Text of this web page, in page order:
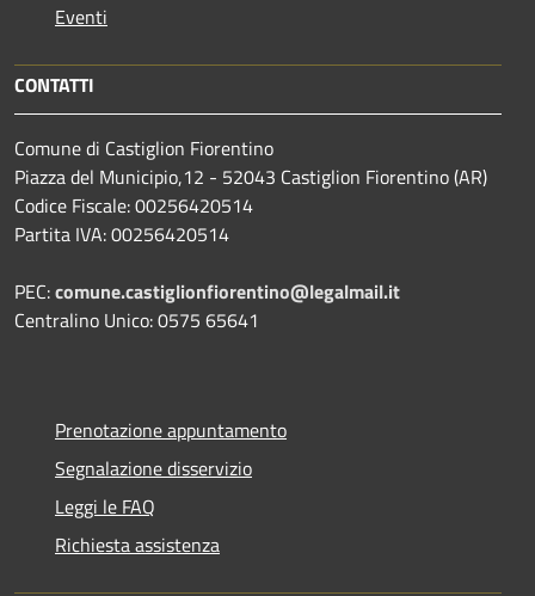
Eventi
CONTATTI
Comune di Castiglion Fiorentino
Piazza del Municipio,12 - 52043 Castiglion Fiorentino (AR)
Codice Fiscale: 00256420514
Partita IVA: 00256420514
PEC:comune.castiglionfiorentino@legalmail.it
Centralino Unico: 0575 65641
Prenotazione appuntamento
Segnalazione disservizio
Leggi le FAQ
Richiesta assistenza